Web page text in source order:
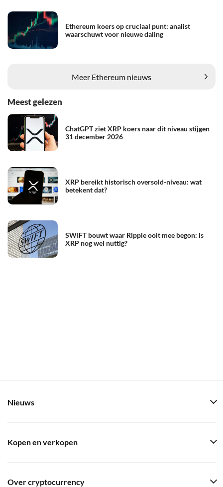
Ethereum koers op cruciaal punt: analist
waarschuwt voor nieuwe daling
Meer Ethereum nieuws
Meest gelezen
ChatGPT ziet XRP koers naar dit niveau stijgen
31 december 2026
XRP bereikt historisch oversold-niveau: wat
betekent dat?
SWIFT bouwt waar Ripple ooit mee begon: is
XRP nog wel nuttig?
Nieuws
Kopen en verkopen
Over cryptocurrency